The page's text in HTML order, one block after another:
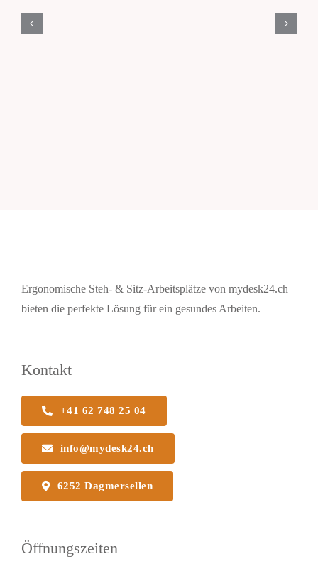
Ergonomische Steh- & Sitz-Arbeitsplätze von mydesk24.ch
bieten die perfekte Lösung für ein gesundes Arbeiten.
Kontakt
+41 62 748 25 04
info@mydesk24.ch
6252 Dagmersellen
Öffnungszeiten